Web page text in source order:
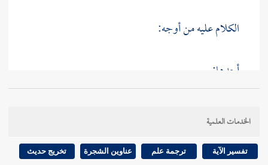
الكلام عليه من أوجه:
أحدها:
هذا الحديث أخرجه
وفي التفسير والرقاق عن
عثمان بن الأسود،وفي الرقاق أيضا عن عبيد الله بن
الخدمات العلمية
تفسير الآية ترجمة علم عناوين الشجرة تخريج حديث